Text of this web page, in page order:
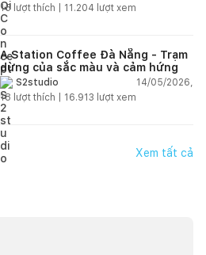
15 lượt thích | 11.204 lượt xem
A Station Coffee Đà Nẵng - Trạm
dừng của sắc màu và cảm hứng
S2studio
14/05/2026,
18 lượt thích | 16.913 lượt xem
Xem tất cả